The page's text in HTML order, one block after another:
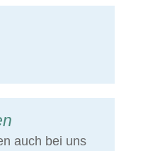
auch bei uns